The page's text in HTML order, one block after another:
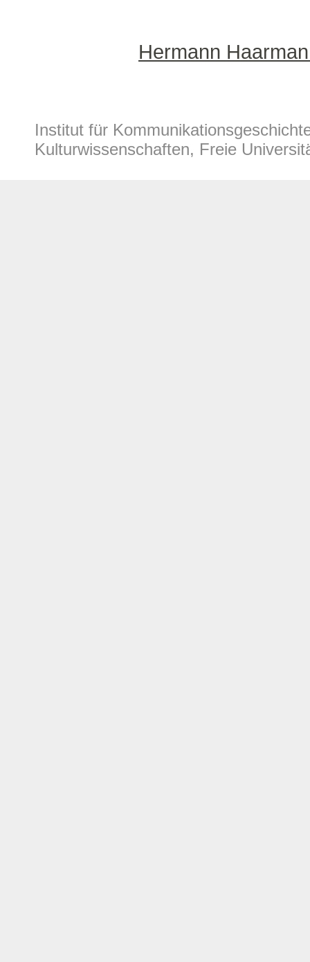
Hermann
Institut für
Kulturwissenschaften, Freie